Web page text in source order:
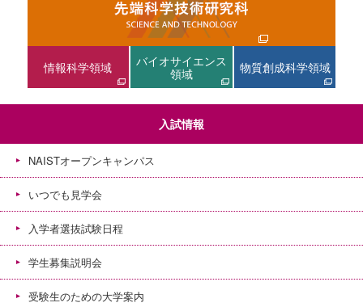
情報科学領域
バイオサイエンス
領域
物質創成科学領域
入試情報
NAISTオープンキャンパス
いつでも見学会
入学者選抜試験日程
学生募集説明会
受験生のための大学案内